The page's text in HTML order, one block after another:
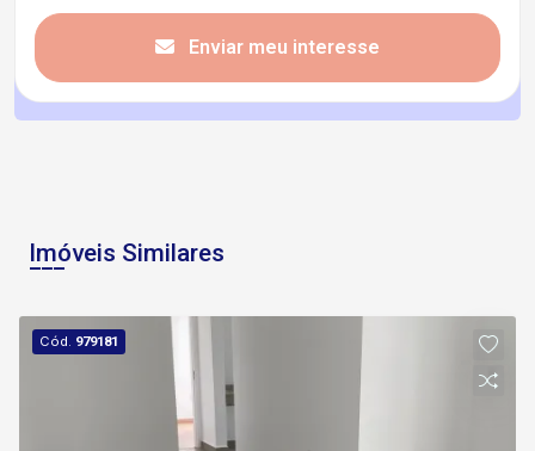
Enviar meu interesse
Imóveis Similares
Cód. 979181